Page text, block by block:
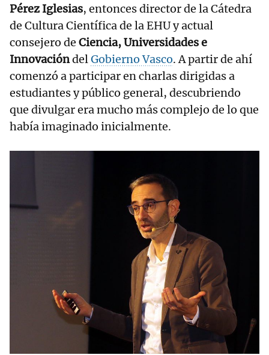
Pérez Iglesias, entonces director de la Cátedra
de Cultura Científica de la EHU y actual
consejero de Ciencia, Universidades e
InnovacióndelGobierno Vasco. A partir de ahí
comenzó a participar en charlas dirigidas a
estudiantes y público general, descubriendo
que divulgar era mucho más complejo de lo que
había imaginado inicialmente.